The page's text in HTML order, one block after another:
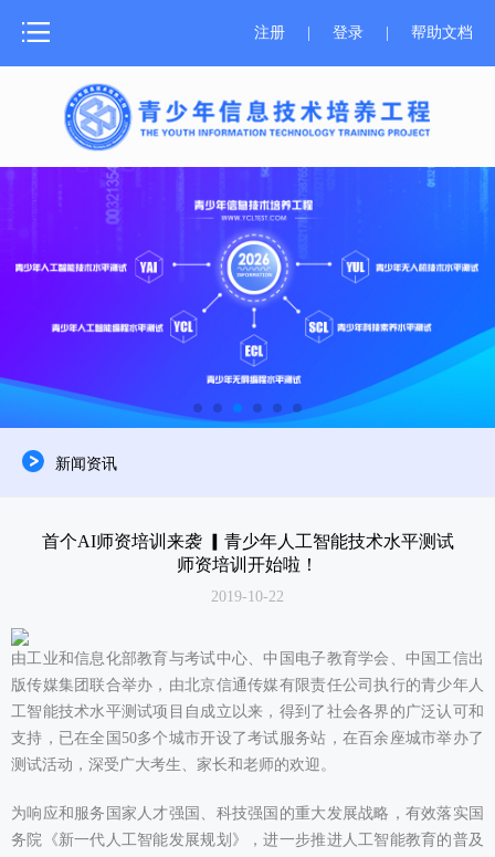
网站首页
测评介绍
新闻中心
测评报名
测评服务
注册 登录 帮助文档
新闻资讯
首个AI师资培训来袭 ▎青少年人工智能技术水平测试
师资培训开始啦！
2019-10-22
由工业和信息化部教育与考试中心、中国电子教育学会、中国工信出
版传媒集团联合举办，由北京信通传媒有限责任公司执行的青少年人
工智能技术水平测试项目自成立以来，得到了社会各界的广泛认可和
支持，已在全国50多个城市开设了考试服务站，在百余座城市举办了
测试活动，深受广大考生、家长和老师的欢迎。
为响应和服务国家人才强国、科技强国的重大发展战略，有效落实国
务院《新一代人工智能发展规划》，进一步推进人工智能教育的普及